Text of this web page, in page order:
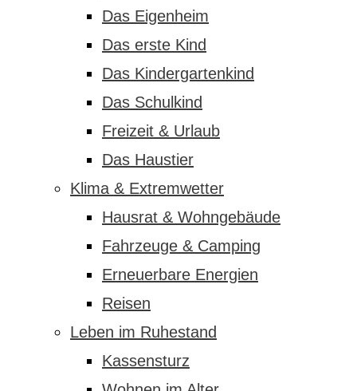
Das Eigenheim
Das erste Kind
Das Kindergartenkind
Das Schulkind
Freizeit & Urlaub
Das Haustier
Klima & Extremwetter
Hausrat & Wohngebäude
Fahrzeuge & Camping
Erneuerbare Energien
Reisen
Leben im Ruhestand
Kassensturz